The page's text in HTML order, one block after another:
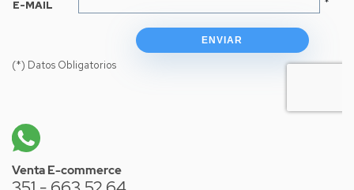
Venta E-commerce